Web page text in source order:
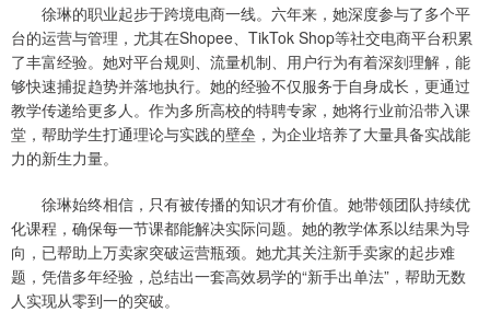
徐琳的职业起步于跨境电商一线。六年来，她深度参与了多个平
台的运营与管理，尤其在Shopee、TikTok Shop等社交电商平台积累
了丰富经验。她对平台规则、流量机制、用户行为有着深刻理解，能
够快速捕捉趋势并落地执行。她的经验不仅服务于自身成长，更通过
教学传递给更多人。作为多所高校的特聘专家，她将行业前沿带入课
堂，帮助学生打通理论与实践的壁垒，为企业培养了大量具备实战能
力的新生力量。
徐琳始终相信，只有被传播的知识才有价值。她带领团队持续优
化课程，确保每一节课都能解决实际问题。她的教学体系以结果为导
向，已帮助上万卖家突破运营瓶颈。她尤其关注新手卖家的起步难
题，凭借多年经验，总结出一套高效易学的“新手出单法”，帮助无数
人实现从零到一的突破。